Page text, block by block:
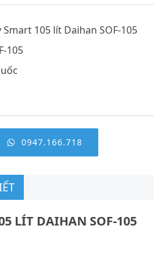
Smart 105 lít Daihan SOF-105
105
0947.166.718
LÍT DAIHAN SOF-105